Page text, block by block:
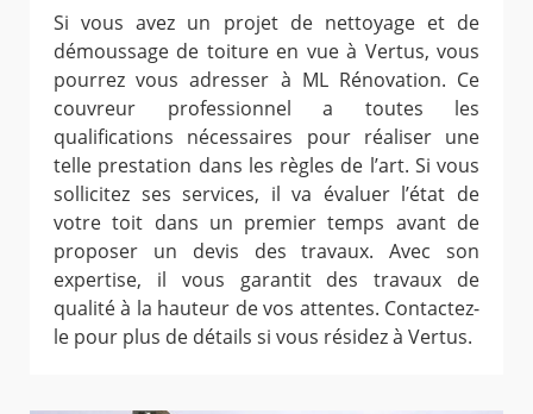
Si vous avez un projet de nettoyage et de
démoussage de toiture en vue à Vertus, vous
pourrez vous adresser à ML Rénovation. Ce
couvreur professionnel a toutes les
qualifications nécessaires pour réaliser une
telle prestation dans les règles de l’art. Si vous
sollicitez ses services, il va évaluer l’état de
votre toit dans un premier temps avant de
proposer un devis des travaux. Avec son
expertise, il vous garantit des travaux de
qualité à la hauteur de vos attentes. Contactez-
le pour plus de détails si vous résidez à Vertus.